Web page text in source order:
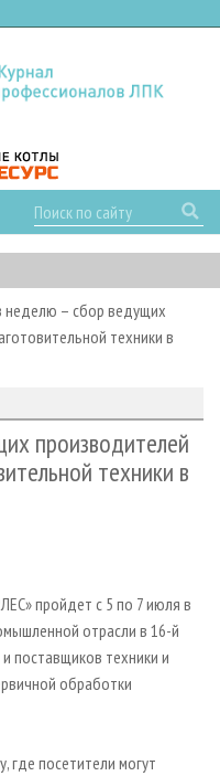
неделю – сбор ведущих
техники в
производителей
техники в
пройдет с 5 по 7 июля в
отрасли в 16-й
поставщиков техники и
обработки
где посетители могут